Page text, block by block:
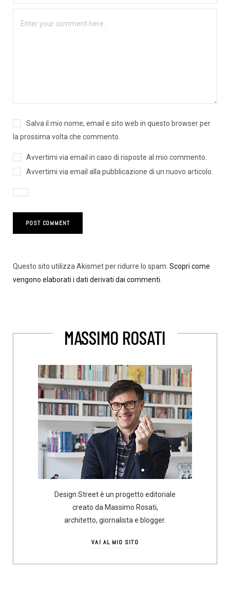
Salva il mio nome, email e sito web in questo browser per
la prossima volta che commento.
Avvertimi via email in caso di risposte al mio commento.
Avvertimi via email alla pubblicazione di un nuovo articolo.
Questo sito utilizza Akismet per ridurre lo spam. Scopri come
vengono elaborati i dati derivati dai commenti.
MASSIMO ROSATI
Design Street è un progetto editoriale
creato da Massimo Rosati,
architetto, giornalista e blogger.
VAI AL MIO SITO